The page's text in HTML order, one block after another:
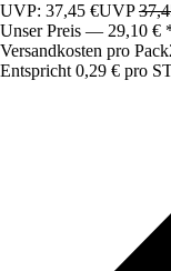
UVP: 37,45 €UVP
Unser Preis — 29,10 €
Versandkosten pro Pack
Entspricht 0,29 € pro